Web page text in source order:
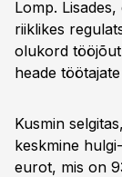
Lomp.
riiklikes
olukord
heade
Kusmin
keskmine
eurot, mis on